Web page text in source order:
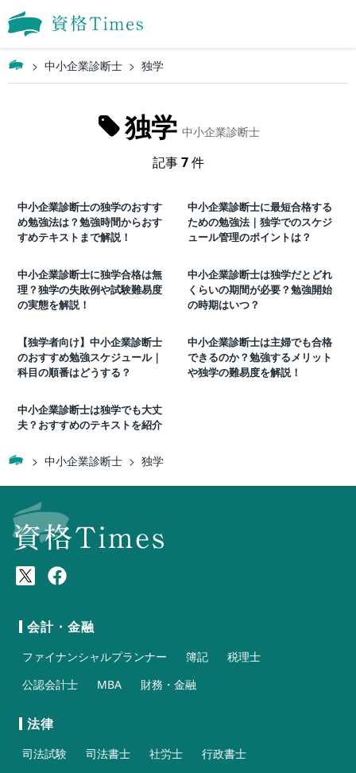
中小企業診断士 独学
独学 中小企業診断士
記事 7 件
中小企業診断士の独学のおすす
め勉強法は？勉強時間からおす
すめテキストまで解説！
中小企業診断士に最短合格する
ための勉強法｜独学でのスケジ
ュール管理のポイントは？
中小企業診断士に独学合格は無
理？独学の失敗例や試験難易度
の実態を解説！
中小企業診断士は独学だとどれ
くらいの期間が必要？勉強開始
の時期はいつ？
【独学者向け】中小企業診断士
のおすすめ勉強スケジュール｜
科目の順番はどうする？
中小企業診断士は主婦でも合格
できるのか？勉強するメリット
や独学の難易度を解説！
中小企業診断士は独学でも大丈
夫？おすすめのテキストを紹介
中小企業診断士 独学
会計・金融
ファイナンシャルプランナー 簿記
税理士
公認会計士
MBA 財務・金融
法律
司法試験 司法書士 社労士
行政書士